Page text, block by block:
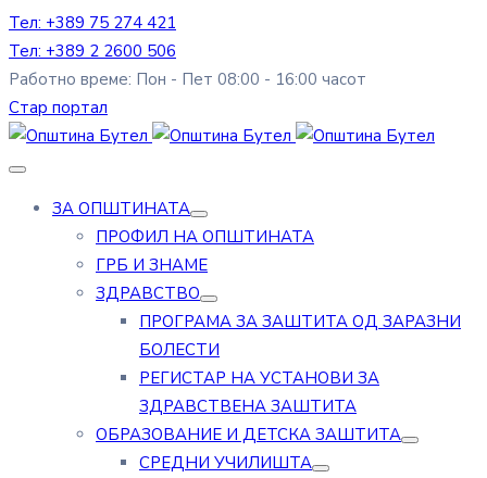
Тел: +389 75 274 421
Тел: +389 2 2600 506
Работно време: Пон - Пет 08:00 - 16:00 часот
Стар портал
ЗА ОПШТИНАТА
ПРОФИЛ НА ОПШТИНАТА
ГРБ И ЗНАМЕ
ЗДРАВСТВО
ПРОГРАМА ЗА ЗАШТИТА ОД ЗАРАЗНИ
БОЛЕСТИ
РЕГИСТАР НА УСТАНОВИ ЗА
ЗДРАВСТВЕНА ЗАШТИТА
ОБРАЗОВАНИЕ И ДЕТСКА ЗАШТИТА
СРЕДНИ УЧИЛИШТА